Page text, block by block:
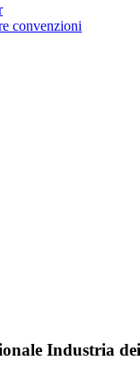
convenzioni
Industria